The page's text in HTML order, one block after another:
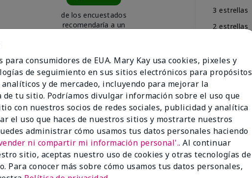
de los encuestados
recomendaría a un
3 estrellas
2 estrellas
para consumidores de EUA. Mary Kay usa cookies, pixeles y
de seguimiento en sus sitios electrónicos para propósitos
y de mercadeo, incluyendo para mejorar la
de tu sitio. Podríamos divulgar información sobre el uso que
con nuestros socios de redes sociales, publicidad y analítica
el uso que haces de nuestros sitios y mostrarte nuestros
administrar cómo usamos tus datos personales haciendo
ni compartir mi información personal'.. Al continuar
sitio, aceptas nuestro uso de cookies y otras tecnologías de
Para conocer más sobre cómo usamos tus datos personales,